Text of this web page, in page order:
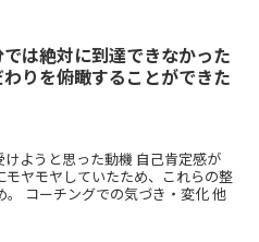
では絶対に到達できなかった
わりを俯瞰することができた
ようと思った動機 自己肯定感が
ヤモヤしていたため、これらの整
コーチングでの気づき・変化 他